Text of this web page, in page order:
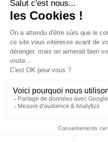
LA CINÉMATHÈQUE ·
PARTENAIRES
La
La Cinémathèque de